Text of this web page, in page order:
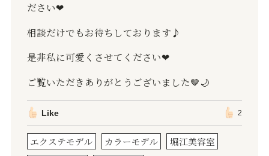
ださい❤︎
相談だけでもお待ちしております♪
是非私に可愛くさせてください❤︎
ご覧いただきありがとうございました🤎🌙
Like 2
エクステモデル カラーモデル
堀江美容室